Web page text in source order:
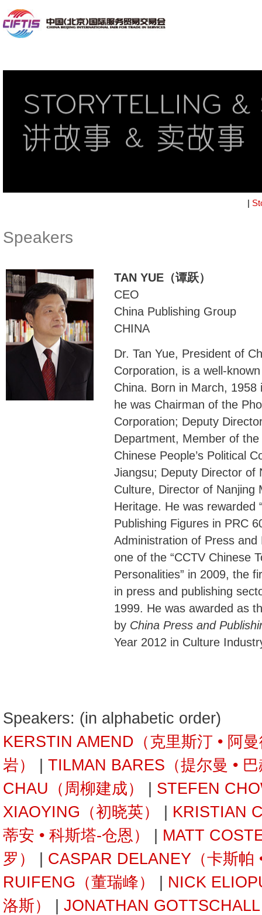
|
Speakers
TAN YUE（谭跃）
CEO
China Publishing Group
CHINA
Dr. Tan Yue, President of
Corporation, is a well-
China. Born in March,
he was Chairman of the
Corporation; Deputy
Department, Member of
Chinese People’s Political
Jiangsu; Deputy Director of
Culture, Director of Nanjing
Heritage. He was rewarded
Publishing Figures in PRC
Administration of Press
one of the “CCTV Chinese
Personalities” in 2009, the
in press and publishing
1999. He was awarded as
by China Press and
Year 2012 in Culture
Speakers: (in alphabetic order)
KERSTIN AMEND（克里斯汀 • 阿
岩）
TILMAN BARES（提尔曼 •
CHAU（周柳建成）
STEFEN
XIAOYING（初晓英）
KRISTIAN
蒂安 • 科斯塔-仓恩）
MATT
罗）
CASPAR DELANEY（卡斯帕
RUIFENG（董瑞峰）
NICK
洛斯）
JONATHAN